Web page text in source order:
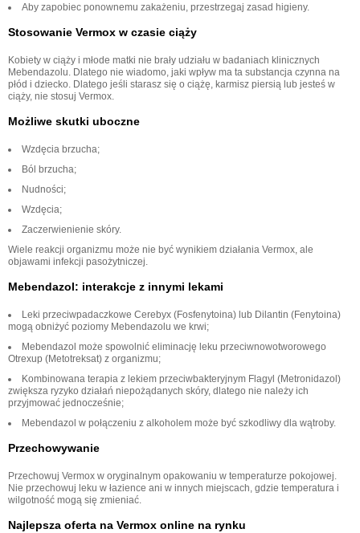
Aby zapobiec ponownemu zakażeniu, przestrzegaj zasad higieny.
Stosowanie Vermox w czasie ciąży
Kobiety w ciąży i młode matki nie brały udziału w badaniach klinicznych
Mebendazolu. Dlatego nie wiadomo, jaki wpływ ma ta substancja czynna na
płód i dziecko. Dlatego jeśli starasz się o ciążę, karmisz piersią lub jesteś w
ciąży, nie stosuj Vermox.
Możliwe skutki uboczne
Wzdęcia brzucha;
Ból brzucha;
Nudności;
Wzdęcia;
Zaczerwienienie skóry.
Wiele reakcji organizmu może nie być wynikiem działania Vermox, ale
objawami infekcji pasożytniczej.
Mebendazol: interakcje z innymi lekami
Leki przeciwpadaczkowe Cerebyx (Fosfenytoina) lub Dilantin (Fenytoina)
mogą obniżyć poziomy Mebendazolu we krwi;
Mebendazol może spowolnić eliminację leku przeciwnowotworowego
Otrexup (Metotreksat) z organizmu;
Kombinowana terapia z lekiem przeciwbakteryjnym Flagyl (Metronidazol)
zwiększa ryzyko działań niepożądanych skóry, dlatego nie należy ich
przyjmować jednocześnie;
Mebendazol w połączeniu z alkoholem może być szkodliwy dla wątroby.
Przechowywanie
Przechowuj Vermox w oryginalnym opakowaniu w temperaturze pokojowej.
Nie przechowuj leku w łazience ani w innych miejscach, gdzie temperatura i
wilgotność mogą się zmieniać.
Najlepsza oferta na Vermox online na rynku